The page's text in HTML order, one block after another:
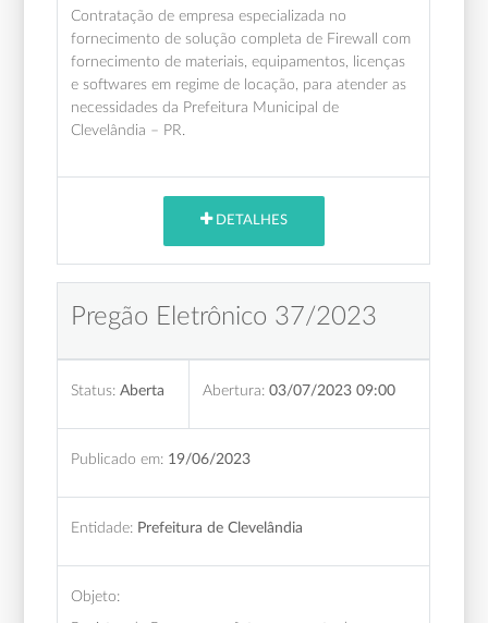
Contratação de empresa especializada no
fornecimento de solução completa de Firewall com
fornecimento de materiais, equipamentos, licenças
e softwares em regime de locação, para atender as
necessidades da Prefeitura Municipal de
Clevelândia – PR.
DETALHES
Pregão Eletrônico 37/2023
Status: Aberta Abertura: 03/07/2023 09:00
Publicado em: 19/06/2023
Entidade: Prefeitura de Clevelândia
Objeto: